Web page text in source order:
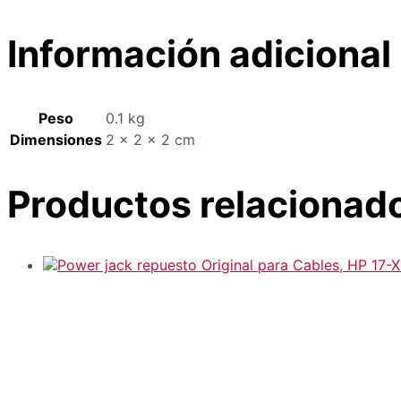
Información adicional
Peso
0.1 kg
Dimensiones 2 × 2 × 2 cm
Productos